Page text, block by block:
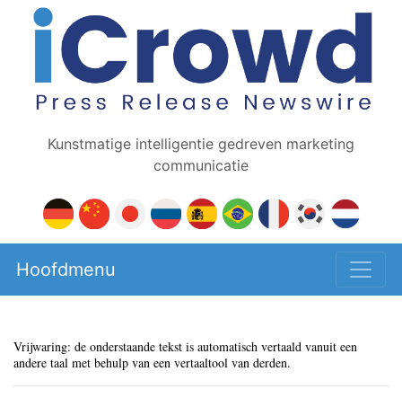
Kunstmatige intelligentie gedreven marketing
communicatie
Hoofdmenu
Vrijwaring: de onderstaande tekst is automatisch vertaald vanuit een
andere taal met behulp van een vertaaltool van derden.